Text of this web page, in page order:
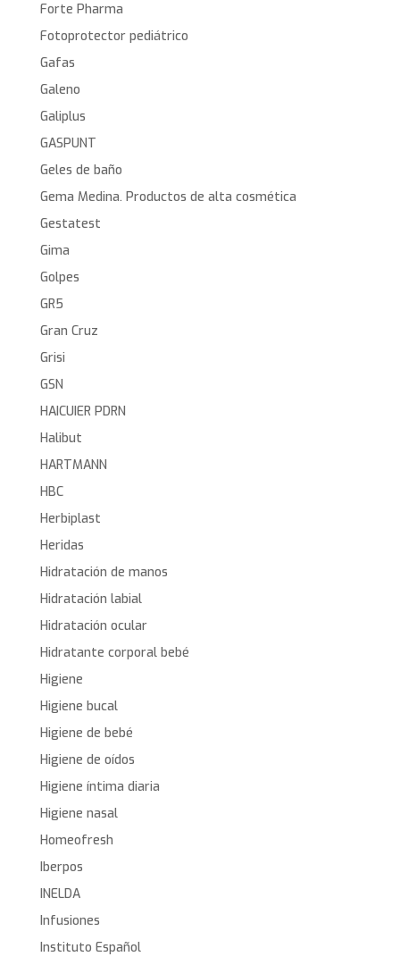
Forte Pharma
Fotoprotector pediátrico
Gafas
Galeno
Galiplus
GASPUNT
Geles de baño
Gema Medina. Productos de alta cosmética
Gestatest
Gima
Golpes
GR5
Gran Cruz
Grisi
GSN
HAICUIER PDRN
Halibut
HARTMANN
HBC
Herbiplast
Heridas
Hidratación de manos
Hidratación labial
Hidratación ocular
Hidratante corporal bebé
Higiene
Higiene bucal
Higiene de bebé
Higiene de oídos
Higiene íntima diaria
Higiene nasal
Homeofresh
Iberpos
INELDA
Infusiones
Instituto Español